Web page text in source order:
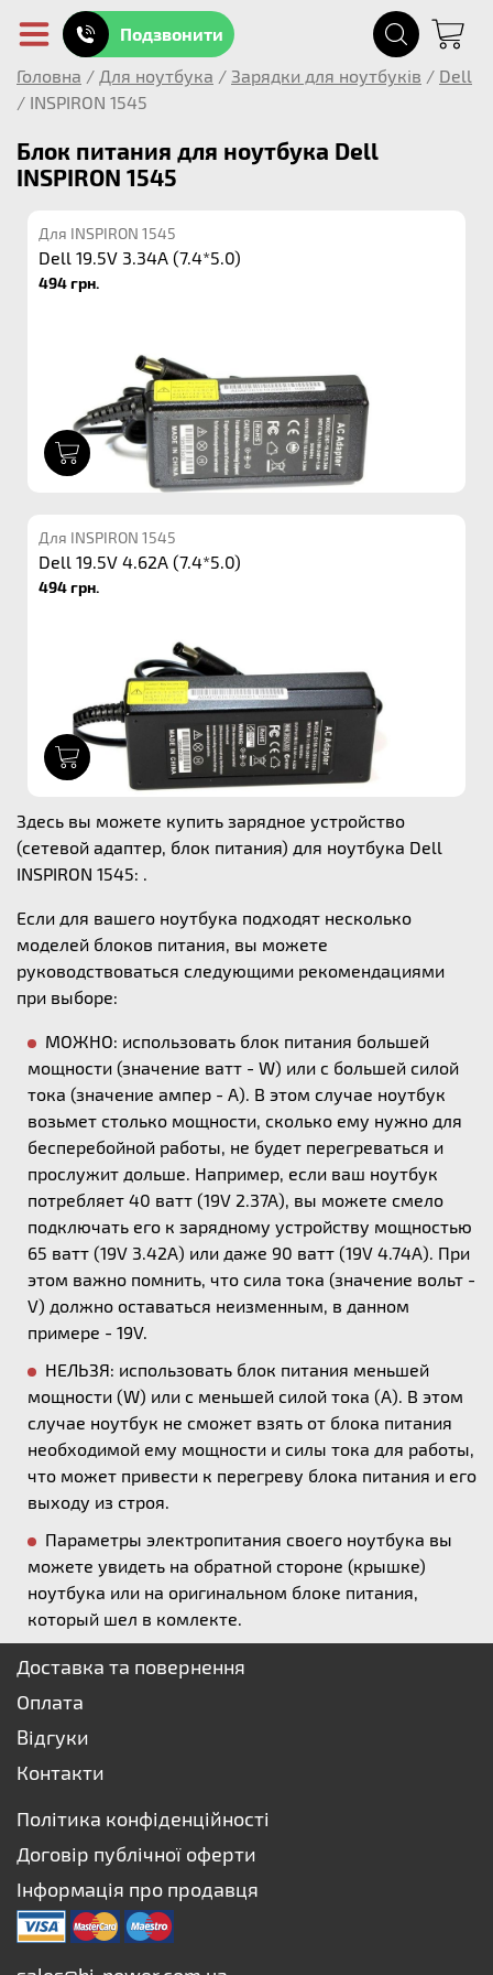
Подзвонити
Головна / Для ноутбука / Зарядки для ноутбуків / Dell
/ INSPIRON 1545
Блок питания для ноутбука Dell
INSPIRON 1545
Для INSPIRON 1545
Dell 19.5V 3.34A (7.4*5.0)
494 грн.
Для INSPIRON 1545
Dell 19.5V 4.62A (7.4*5.0)
494 грн.
Здесь вы можете купить зарядное устройство
(сетевой адаптер, блок питания) для ноутбука Dell
INSPIRON 1545: .
Если для вашего ноутбука подходят несколько
моделей блоков питания, вы можете
руководствоваться следующими рекомендациями
при выборе:
МОЖНО: использовать блок питания большей
мощности (значение ватт - W) или с большей силой
тока (значение ампер - А). В этом случае ноутбук
возьмет столько мощности, сколько ему нужно для
бесперебойной работы, не будет перегреваться и
прослужит дольше. Например, если ваш ноутбук
потребляет 40 ватт (19V 2.37A), вы можете смело
подключать его к зарядному устройству мощностью
65 ватт (19V 3.42A) или даже 90 ватт (19V 4.74A). При
этом важно помнить, что сила тока (значение вольт -
V) должно оставаться неизменным, в данном
примере - 19V.
НЕЛЬЗЯ: использовать блок питания меньшей
мощности (W) или с меньшей силой тока (А). В этом
случае ноутбук не сможет взять от блока питания
необходимой ему мощности и силы тока для работы,
что может привести к перегреву блока питания и его
выходу из строя.
Параметры электропитания своего ноутбука вы
можете увидеть на обратной стороне (крышке)
ноутбука или на оригинальном блоке питания,
который шел в комлекте.
Доставка та повернення
Оплата
Відгуки
Контакти
Політика конфіденційності
Договір публічної оферти
Інформація про продавця